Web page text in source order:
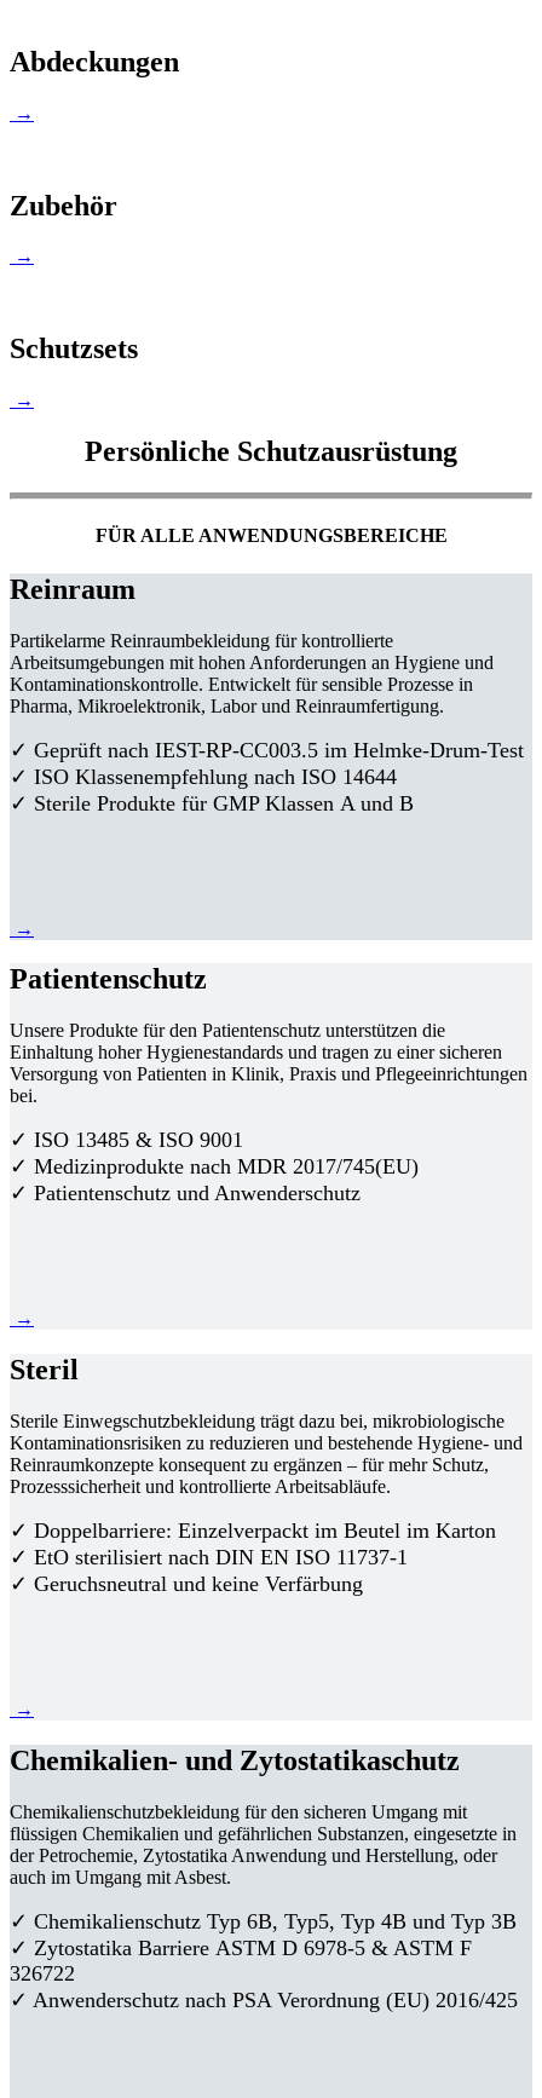
Abdeckungen
→
Zubehör
→
Schutzsets
→
Persönliche Schutzausrüstung
FÜR ALLE ANWENDUNGSBEREICHE
Reinraum
Partikelarme Reinraumbekleidung für kontrollierte
Arbeitsumgebungen mit hohen Anforderungen an Hygiene und
Kontaminationskontrolle. Entwickelt für sensible Prozesse in
Pharma, Mikroelektronik, Labor und Reinraumfertigung.
✓ Geprüft nach IEST-RP-CC003.5 im Helmke-Drum-Test
✓ ISO Klassenempfehlung nach ISO 14644
✓ Sterile Produkte für GMP Klassen A und B
→
Patientenschutz
Unsere Produkte für den Patientenschutz unterstützen die
Einhaltung hoher Hygienestandards und tragen zu einer sicheren
Versorgung von Patienten in Klinik, Praxis und Pflegeeinrichtungen
bei.
✓ ISO 13485 & ISO 9001
✓ Medizinprodukte nach MDR 2017/745(EU)
✓ Patientenschutz und Anwenderschutz
→
Steril
Sterile Einwegschutzbekleidung trägt dazu bei, mikrobiologische
Kontaminationsrisiken zu reduzieren und bestehende Hygiene- und
Reinraumkonzepte konsequent zu ergänzen – für mehr Schutz,
Prozesssicherheit und kontrollierte Arbeitsabläufe.
✓ Doppelbarriere: Einzelverpackt im Beutel im Karton
✓ EtO sterilisiert nach DIN EN ISO 11737-1
✓ Geruchsneutral und keine Verfärbung
→
Chemikalien- und Zytostatikaschutz
Chemikalienschutzbekleidung für den sicheren Umgang mit
flüssigen Chemikalien und gefährlichen Substanzen, eingesetzte in
der Petrochemie, Zytostatika Anwendung und Herstellung, oder
auch im Umgang mit Asbest.
✓ Chemikalienschutz Typ 6B, Typ5, Typ 4B und Typ 3B
✓ Zytostatika Barriere ASTM D 6978-5 & ASTM F
326722
✓ Anwenderschutz nach PSA Verordnung (EU) 2016/425